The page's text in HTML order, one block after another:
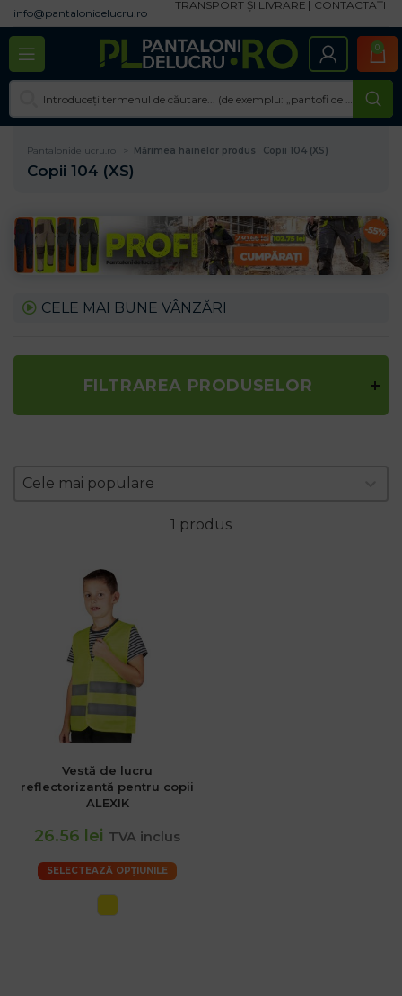
info@pantalonidelucru.ro
TRANSPORT ȘI LIVRARE CONTACTAȚI
0
Pantalonidelucru.ro Mărimea hainelor produs Copii 104 (XS)
Copii 104 (XS)
CELE MAI BUNE VÂNZĂRI
FILTRAREA PRODUSELOR
Zoradenie produktov
Sort content
Cele mai populare
Sort content
1 produs
Vestă de lucru
reflectorizantă pentru copii
ALEXIK
26.56 lei TVA inclus
SELECTEAZĂ OPȚIUNILE